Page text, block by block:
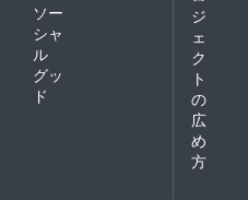
ソー
シャ
ル
グッ
ド
ジ
ェ
ク
ト
の
広
め
方